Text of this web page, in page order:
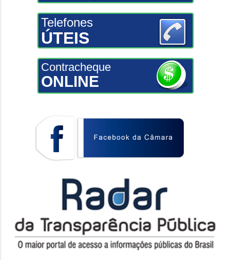
Telefones
ÚTEIS
Contracheque
ONLINE